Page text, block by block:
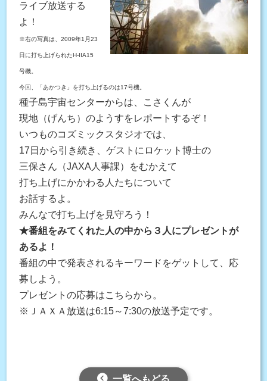
ライブ放送する
よ！
※右の写真は、2009年1月23
日に打ち上げられたH-IIA15
号機。
今回、「あかつき」を打ち上げるのは17号機。
種子島宇宙センターからは、こさくんが
現地（げんち）のようすをレポートするぞ！
いつものコズミックスタジオでは、
17日から引き続き、ゲストにロケット博士の
三保さん（JAXA人事課）をむかえて
打ち上げにかかわる人たちについて
お話するよ。
みんなで打ち上げを見守ろう！
★番組をみてくれた人の中から３人にプレゼントが
あるよ！
番組の中で発表されるキーワードをゲットして、応
募しよう。
プレゼントの応募はこちらから。
※ＪＡＸＡ放送は6:15～7:30の放送予定です。
一覧へもどる